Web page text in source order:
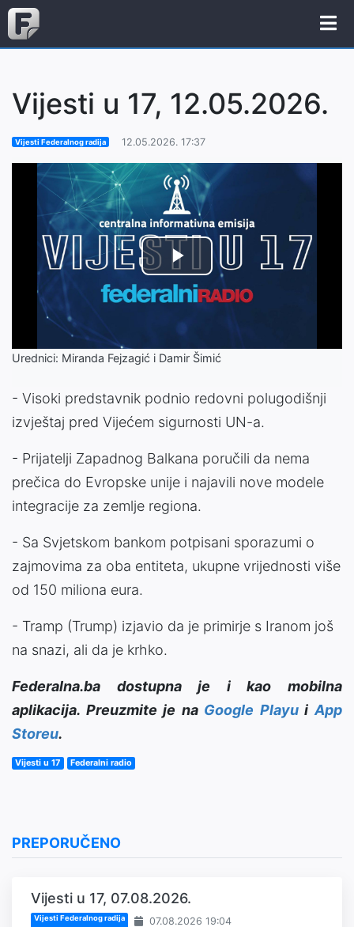
Vijesti u 17, 12.05.2026.
Vijesti Federalnog radija 12.05.2026. 17:37
Play
Video
Urednici: Miranda Fejzagić i Damir Šimić
- Visoki predstavnik podnio redovni polugodišnji
izvještaj pred Vijećem sigurnosti UN-a.
- Prijatelji Zapadnog Balkana poručili da nema
prečica do Evropske unije i najavili nove modele
integracije za zemlje regiona.
- Sa Svjetskom bankom potpisani sporazumi o
zajmovima za oba entiteta, ukupne vrijednosti više
od 150 miliona eura.
- Tramp (Trump) izjavio da je primirje s Iranom još
na snazi, ali da je krhko.
Federalna.ba dostupna je i kao mobilna
aplikacija. Preuzmite je na Google PlayuiApp
Storeu.
Vijesti u 17 Federalni radio
PREPORUČENO
Vijesti u 17, 07.08.2026.
Vijesti Federalnog radija 07.08.2026 19:04